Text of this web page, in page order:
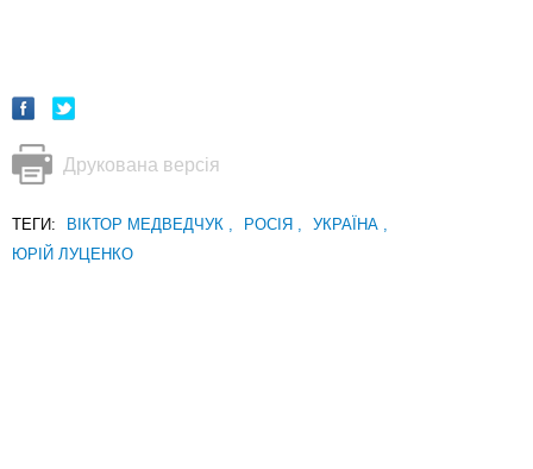
Друкована версія
ТЕГИ: ВІКТОР МЕДВЕДЧУК , РОСІЯ , УКРАЇНА ,
ЮРІЙ ЛУЦЕНКО